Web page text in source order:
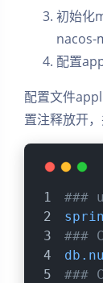
初始化
nacos-
配置
配置文件
置注释放开
###
###
###